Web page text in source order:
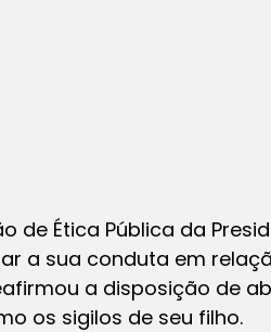
Ética Pública da
a sua conduta em
a disposição de
os sigilos de seu filho.